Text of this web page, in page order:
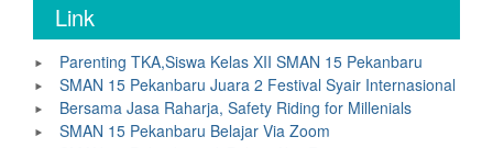
Link
Parenting TKA,Siswa Kelas XII SMAN 15 Pekanbaru
SMAN 15 Pekanbaru Juara 2 Festival Syair Internasional
Bersama Jasa Raharja, Safety Riding for Millenials
SMAN 15 Pekanbaru Belajar Via Zoom